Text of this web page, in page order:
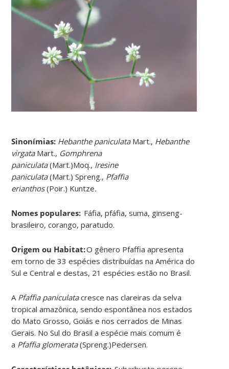
Sinonímias: Hebanthe paniculataMart., Hebanthe
virgataMart., Gomphrena
paniculata(Mart.)Moq., Iresine
paniculata(Mart.) Spreng., Pfaffia
erianthos(Poir.) Kuntze.
Nomes populares: Fáfia, pfáfia, suma, ginseng-
brasileiro, corango, paratudo.
Origem ou Habitat:O gênero Pfaffia apresenta
em torno de 33 espécies distribuídas na América do
Sul e Central e destas, 21 espécies estão no Brasil.
A Pfaffia paniculatacresce nas clareiras da selva
tropical amazônica, sendo espontânea nos estados
do Mato Grosso, Goiás e nos cerrados de Minas
Gerais. No Sul do Brasil a espécie mais comum é
a Pfaffia glomerata(Spreng.)Pedersen.